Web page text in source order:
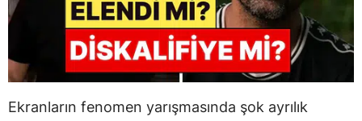
Ekranların fenomen yarışmasında şok ayrılık